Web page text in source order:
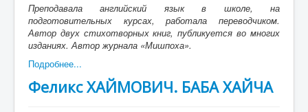
Преподавала английский язык в школе, на
подготовительных курсах, работала переводчиком.
Автор двух стихотворных книг, публикуется во многих
изданиях. Автор журнала «Мишпоха».
Подробнее...
Феликс ХАЙМОВИЧ. БАБА ХАЙЧА